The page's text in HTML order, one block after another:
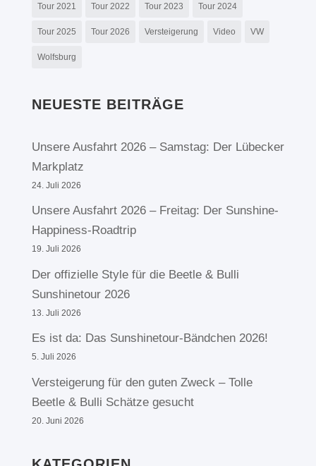
Tour 2021 Tour 2022 Tour 2023 Tour 2024
Tour 2025 Tour 2026 Versteigerung Video VW
Wolfsburg
NEUESTE BEITRÄGE
Unsere Ausfahrt 2026 – Samstag: Der Lübecker
Markplatz
24. Juli 2026
Unsere Ausfahrt 2026 – Freitag: Der Sunshine-
Happiness-Roadtrip
19. Juli 2026
Der offizielle Style für die Beetle & Bulli
Sunshinetour 2026
13. Juli 2026
Es ist da: Das Sunshinetour-Bändchen 2026!
5. Juli 2026
Versteigerung für den guten Zweck – Tolle
Beetle & Bulli Schätze gesucht
20. Juni 2026